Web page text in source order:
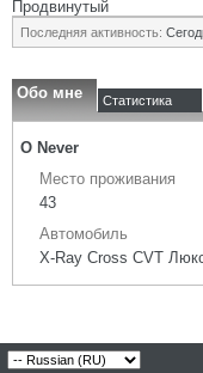
Продвинутый
Последняя активность:
Обо мне Статистика
О Never
Место проживания
43
Автомобиль
X-Ray Cross CVT